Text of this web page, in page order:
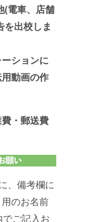
(電車、店舗
を出校しま
ションに
動画の作
・郵送費
、備考欄に
のお名前
ご記入お